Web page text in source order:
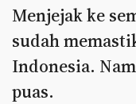
Menjejak ke
sudah
Indonesia.
puas.